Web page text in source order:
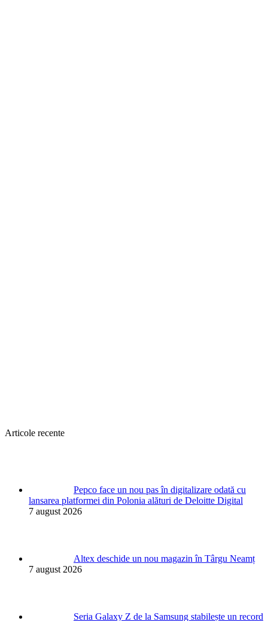
Articole recente
Pepco face un nou pas în digitalizare odată cu
lansarea platformei din Polonia alături de Deloitte Digital
7 august 2026
Altex deschide un nou magazin în Târgu Neamț
7 august 2026
Seria Galaxy Z de la Samsung stabilește un record